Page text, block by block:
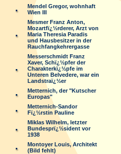
Mendel Gregor, wohnhaft
Wien III
Mesmer Franz Anton,
Mozartfï¿½rderer, Arzt von
Maria Theresia Paradis
und Hausbesitzer in der
Rauchfangkehrergasse
Messerschmidt Franz
Xaver, Schï¿½pfer der
Charakterkï¿½pfe im
Unteren Belvedere, war ein
Landstraï¿½er
Metternich, der "Kutscher
Europas"
Metternich-Sandor
Fï¿½rstin Pauline
Miklas Wilhelm, letzter
Bundesprï¿½sident vor
1938
Montoyer Louis, Architekt
(Bild fehlt)